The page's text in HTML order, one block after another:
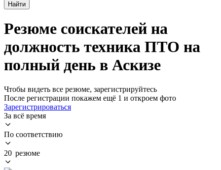
Найти
Резюме соискателей на
должность техника ПТО на
полный день в Аскизе
Чтобы видеть все резюме, зарегистрируйтесь
После регистрации покажем ещё 1 и откроем фото
Зарегистрироваться
За всё время
По соответствию
20 резюме